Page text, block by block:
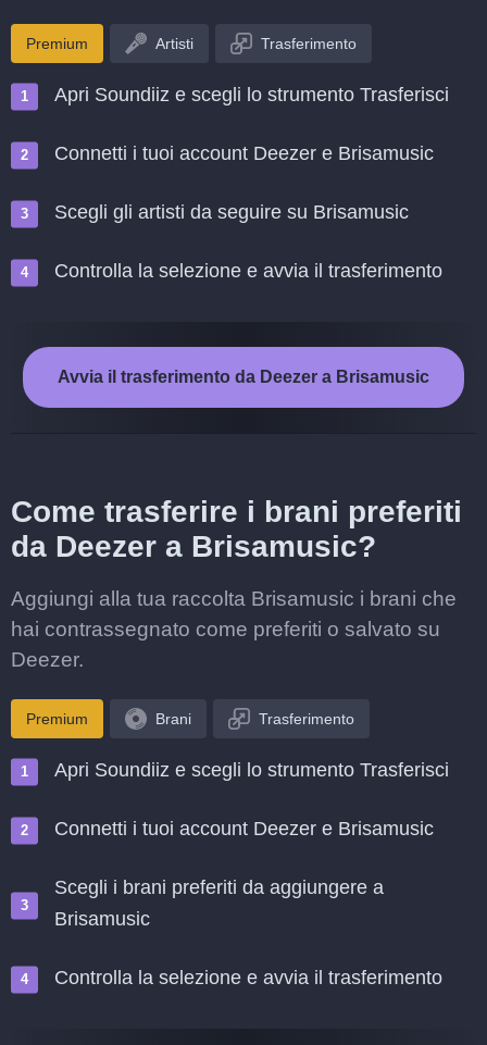
Premium Artisti Trasferimento
Apri Soundiiz e scegli lo strumento Trasferisci
Connetti i tuoi account Deezer e Brisamusic
Scegli gli artisti da seguire su Brisamusic
Controlla la selezione e avvia il trasferimento
Avvia il trasferimento da Deezer a Brisamusic
Come trasferire i brani preferiti
da Deezer a Brisamusic?
Aggiungi alla tua raccolta Brisamusic i brani che
hai contrassegnato come preferiti o salvato su
Deezer.
Premium Brani Trasferimento
Apri Soundiiz e scegli lo strumento Trasferisci
Connetti i tuoi account Deezer e Brisamusic
Scegli i brani preferiti da aggiungere a
Brisamusic
Controlla la selezione e avvia il trasferimento